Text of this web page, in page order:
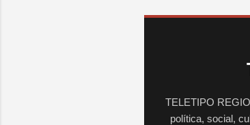
TELETIPO
política, social,